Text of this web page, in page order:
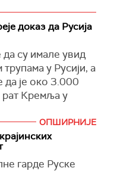
доказ да Русија
су имале увид
у Русији, а
да је око 3.000
рат Кремља у
Лојд Остин је,
било "веома,
борили
ОПШИРНИЈЕ
гарде Руске